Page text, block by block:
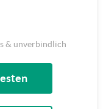
& unverbindlich